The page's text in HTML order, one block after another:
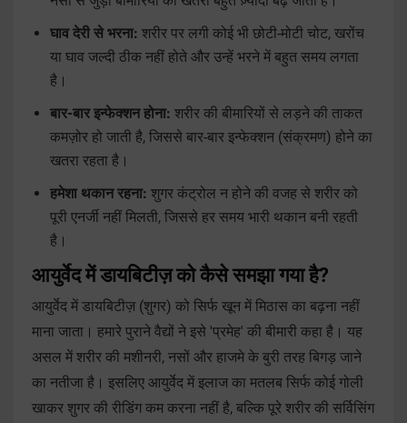
घाव देरी से भरना: शरीर पर लगी कोई भी छोटी-मोटी चोट, खरोंच
या घाव जल्दी ठीक नहीं होते और उन्हें भरने में बहुत समय लगता
है।
बार-बार इन्फेक्शन होना: शरीर की बीमारियों से लड़ने की ताकत
कमज़ोर हो जाती है, जिससे बार-बार इन्फेक्शन (संक्रमण) होने का
खतरा रहता है।
हमेशा थकान रहना: शुगर कंट्रोल न होने की वजह से शरीर को
पूरी एनर्जी नहीं मिलती, जिससे हर समय भारी थकान बनी रहती
है।
आयुर्वेद में डायबिटीज़ को कैसे समझा गया है?
आयुर्वेद में डायबिटीज़ (शुगर) को सिर्फ खून में मिठास का बढ़ना नहीं
माना जाता। हमारे पुराने वैद्यों ने इसे 'प्रमेह' की बीमारी कहा है। यह
असल में शरीर की मशीनरी, नसों और हाजमे के बुरी तरह बिगड़ जाने
का नतीजा है। इसलिए आयुर्वेद में इलाज का मतलब सिर्फ कोई गोली
खाकर शुगर की रीडिंग कम करना नहीं है, बल्कि पूरे शरीर की सर्विसिंग